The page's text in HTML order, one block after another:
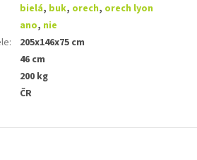
bielá, buk, orech, orech lyon
ano, nie
:
205x146x75 cm
46 cm
200 kg
ČR